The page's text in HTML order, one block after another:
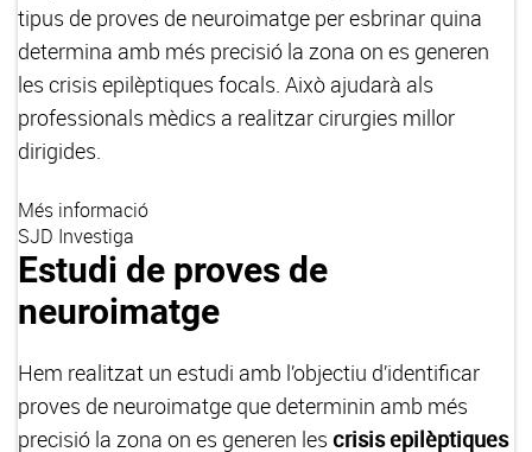
tipus de proves de neuroimatge per esbrinar quina
determina amb més precisió la zona on es generen
les crisis epilèptiques focals. Això ajudarà als
professionals mèdics a realitzar cirurgies millor
dirigides.
Més informació
SJD Investiga
Estudi de proves de
neuroimatge
Hem realitzat un estudi amb l’objectiu d’identificar
proves de neuroimatge que determinin amb més
precisió la zona on es generen les crisis epilèptiques